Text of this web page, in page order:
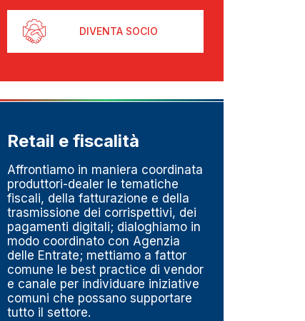
DIVENTA SOCIO
Retail e fiscalità
Affrontiamo in maniera coordinata
produttori-dealer le tematiche
fiscali, della fatturazione e della
trasmissione dei corrispettivi, dei
pagamenti digitali; dialoghiamo in
modo coordinato con Agenzia
delle Entrate; mettiamo a fattor
comune le best practice di vendor
e canale per individuare iniziative
comuni che possano supportare
tutto il settore.